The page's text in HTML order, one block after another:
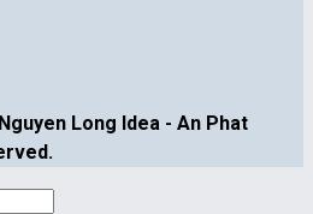
Nguyen Long Idea - An Phat